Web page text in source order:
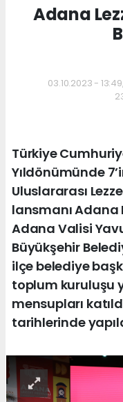
Adana
03.10.2023 -
Türkiye
Yıldönümünde
Uluslararası
lansmanı Adana
Adana Valisi
Büyükşehir
ilçe belediye
toplum kuruluşu
mensupları
tarihlerinde